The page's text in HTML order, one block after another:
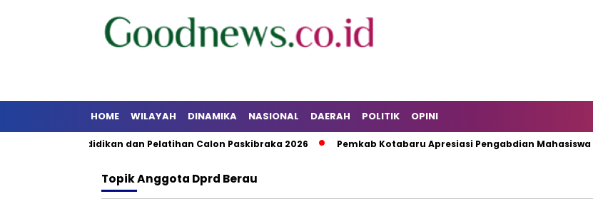
HOME WILAYAH DINAMIKA NASIONAL DAERAH POLITIK OPINI
Pendidikan dan Pelatihan Calon Paskibraka 2026 Pemkab Kotabaru Apresiasi Pengabdian Mahasiswa
TopikAnggota Dprd Berau